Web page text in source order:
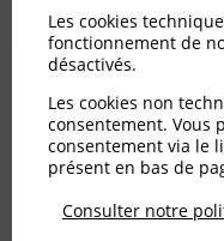
Aucun article dans
La pratique
Les cookies
fonctionnement de
désactivés.
Les cookies non
consentement. Vous
consentement via le
présent en bas de
Consulter notre